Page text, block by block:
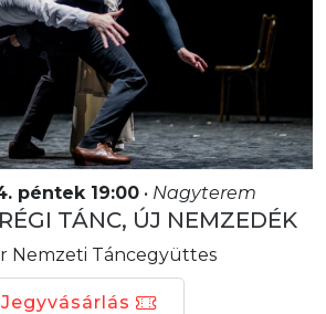
péntek 19:00• Nagyterem
TÁNC, ÚJ NEMZEDÉK
Nemzeti Táncegyüttes
Jegyvásárlás